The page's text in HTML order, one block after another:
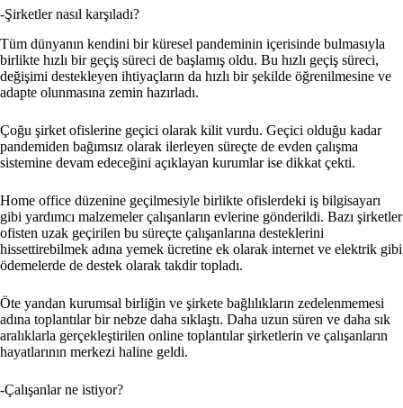
-Şirketler nasıl karşıladı?
Tüm dünyanın kendini bir küresel pandeminin içerisinde bulmasıyla
birlikte hızlı bir geçiş süreci de başlamış oldu. Bu hızlı geçiş süreci,
değişimi destekleyen ihtiyaçların da hızlı bir şekilde öğrenilmesine ve
adapte olunmasına zemin hazırladı.
Çoğu şirket ofislerine geçici olarak kilit vurdu. Geçici olduğu kadar
pandemiden bağımsız olarak ilerleyen süreçte de evden çalışma
sistemine devam edeceğini açıklayan kurumlar ise dikkat çekti.
Home office düzenine geçilmesiyle birlikte ofislerdeki iş bilgisayarı
gibi yardımcı malzemeler çalışanların evlerine gönderildi. Bazı şirketler
ofisten uzak geçirilen bu süreçte çalışanlarına desteklerini
hissettirebilmek adına yemek ücretine ek olarak internet ve elektrik gibi
ödemelerde de destek olarak takdir topladı.
Öte yandan kurumsal birliğin ve şirkete bağlılıkların zedelenmemesi
adına toplantılar bir nebze daha sıklaştı. Daha uzun süren ve daha sık
aralıklarla gerçekleştirilen online toplantılar şirketlerin ve çalışanların
hayatlarının merkezi haline geldi.
-Çalışanlar ne istiyor?